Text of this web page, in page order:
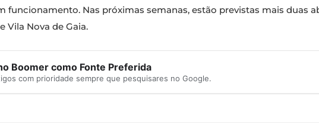
funcionamento. Nas próximas semanas, estão previstas mais duas
Vila Nova de Gaia.
Boomer como Fonte Preferida
com prioridade sempre que pesquisares no Google.